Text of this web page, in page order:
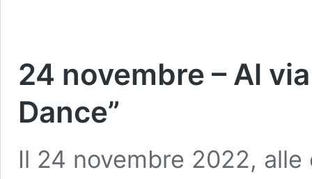
24 novembre – Al
Dance”
Il 24 novembre 2022, alle